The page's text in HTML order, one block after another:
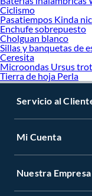
Ciclismo
Pasatiempos Kinda
Enchufe sobrepuesto
Cholguan blanco
Sillas y banquetas de
Ceresita
Microondas Ursus
Tierra de hoja Perla
Servicio al
Mi Cuenta
Nuestra Empresa